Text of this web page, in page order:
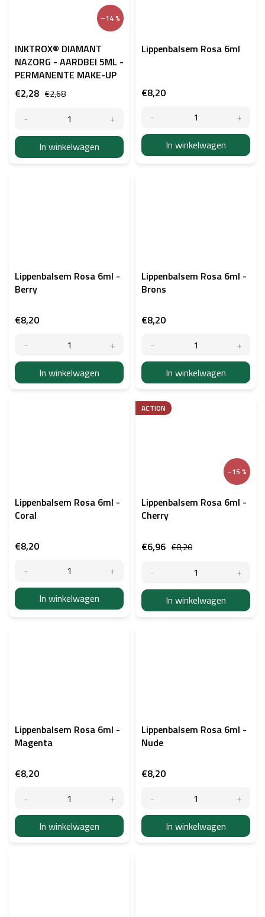
–14 %
INKTROX® DIAMANT
NAZORG - AARDBEI 5ML -
PERMANENTE MAKE-UP
€2,68
€2,28
In winkelwagen
Lippenbalsem Rosa 6ml
€8,20
In winkelwagen
Lippenbalsem Rosa 6ml -
Berry
€8,20
In winkelwagen
Lippenbalsem Rosa 6ml -
Brons
€8,20
In winkelwagen
Lippenbalsem Rosa 6ml -
Coral
€8,20
In winkelwagen
ACTION
–15 %
Lippenbalsem Rosa 6ml -
Cherry
€8,20
€6,96
In winkelwagen
Lippenbalsem Rosa 6ml -
Magenta
€8,20
In winkelwagen
Lippenbalsem Rosa 6ml -
Nude
€8,20
In winkelwagen